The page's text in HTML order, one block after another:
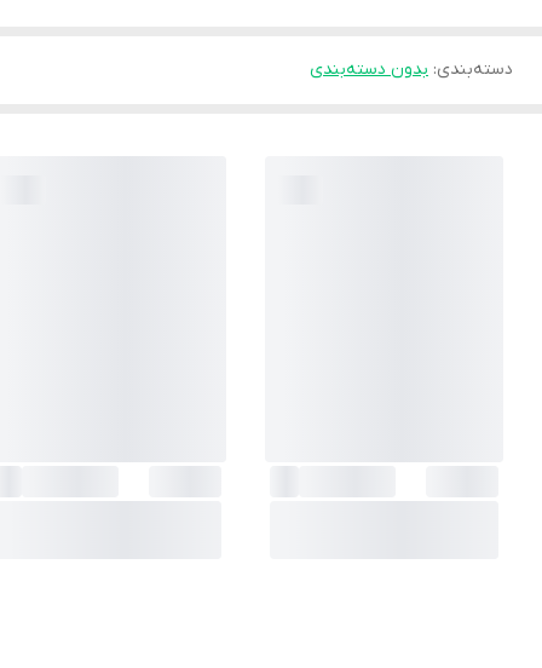
دسته‌بندی: بدون دسته‌بندی